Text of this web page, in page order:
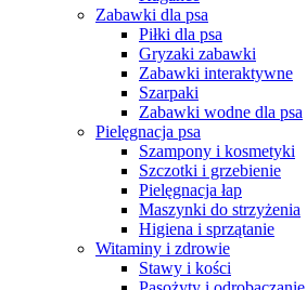
Zabawki dla psa
Piłki dla psa
Gryzaki zabawki
Zabawki interaktywne
Szarpaki
Zabawki wodne dla psa
Pielęgnacja psa
Szampony i kosmetyki
Szczotki i grzebienie
Pielęgnacja łap
Maszynki do strzyżenia
Higiena i sprzątanie
Witaminy i zdrowie
Stawy i kości